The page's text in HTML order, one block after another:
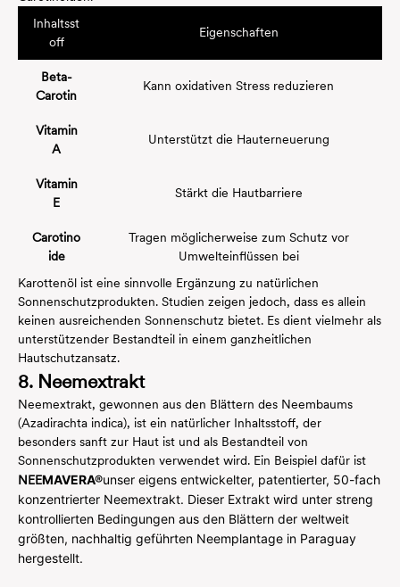
Inhaltsst
off
Eigenschaften
Beta-
Carotin
Kann oxidativen Stress reduzieren
Vitamin
A
Unterstützt die Hauterneuerung
Vitamin
E
Stärkt die Hautbarriere
Carotino
ide
Tragen möglicherweise zum Schutz vor
Umwelteinflüssen bei
Karottenöl ist eine sinnvolle Ergänzung zu natürlichen
Sonnenschutzprodukten. Studien zeigen jedoch, dass es allein
keinen ausreichenden Sonnenschutz bietet. Es dient vielmehr als
unterstützender Bestandteil in einem ganzheitlichen
Hautschutzansatz.
8. Neemextrakt
Neemextrakt, gewonnen aus den Blättern des Neembaums
(Azadirachta indica), ist ein natürlicher Inhaltsstoff, der
besonders sanft zur Haut ist und als Bestandteil von
Sonnenschutzprodukten verwendet wird. Ein Beispiel dafür ist
NEEMAVERA®unser eigens entwickelter, patentierter, 50-fach
konzentrierter Neemextrakt. Dieser Extrakt wird unter streng
kontrollierten Bedingungen aus den Blättern der weltweit
größten, nachhaltig geführten Neemplantage in Paraguay
hergestellt.